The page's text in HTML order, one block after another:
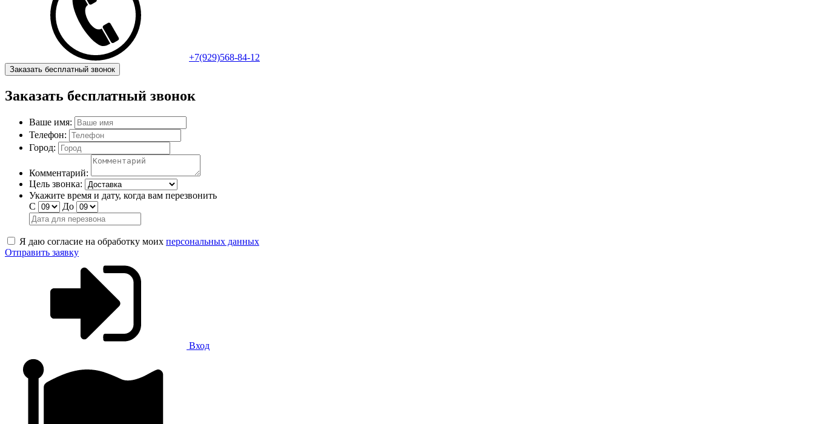
+7(929)568-84-12
Заказать бесплатный звонок
Заказать бесплатный звонок
Ваше имя:
Телефон:
Город:
Комментарий:
Цель звонка:
Укажите время и дату, когда вам перезвонить
С
До
Я даю согласие на обработку моих персональных данных
Отправить заявку
Вход